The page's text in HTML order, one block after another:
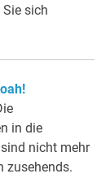
sich
in die
nicht mehr
zusehends.